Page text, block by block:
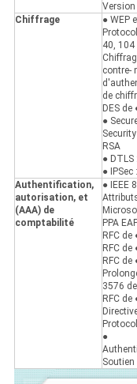
Version
Chiffrage
● WEP
40,
contre-
de
DES de
●
RSA
● DTLS
● IPSec
Authentification,
autorisation, et
(AAA) de
comptabilité
● IEEE
PPA
RFC
RFC
RFC
3576
RFC
●